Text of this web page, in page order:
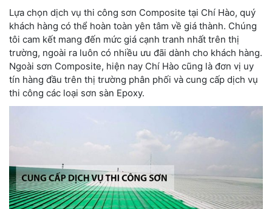
Lựa chọn dịch vụ thi công sơn Composite tại Chí Hào, quý
khách hàng có thể hoàn toàn yên tâm về giá thành. Chúng
tôi cam kết mang đến mức giá cạnh tranh nhất trên thị
trường, ngoài ra luôn có nhiều ưu đãi dành cho khách hàng.
Ngoài sơn Composite, hiện nay Chí Hào cũng là đơn vị uy
tín hàng đầu trên thị trường phân phối và cung cấp dịch vụ
thi công các loại sơn sàn Epoxy.